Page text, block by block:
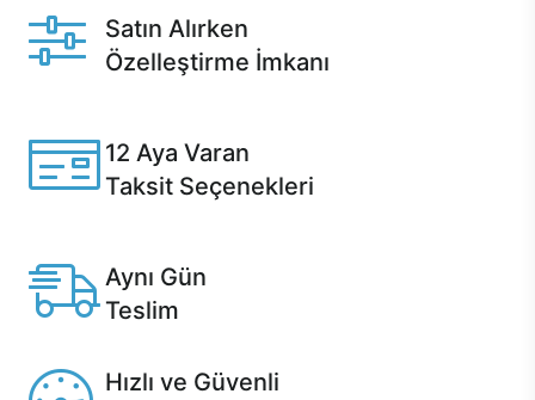
Satın Alırken
Özelleştirme İmkanı
12 Aya Varan
Taksit Seçenekleri
Aynı Gün
Teslim
Hızlı ve Güvenli